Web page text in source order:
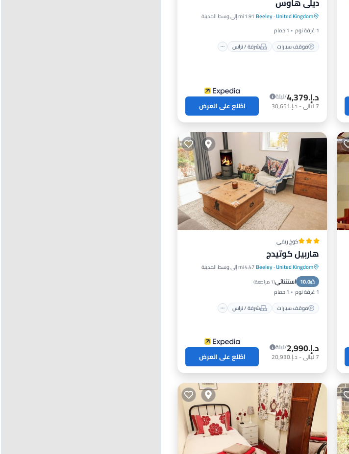
United Kingdom
·
Beeley 1.91 mi إلى وسط المدينة
1 غرفة نوم
1 حمام
موقف سيارات
شرفة / تراس
موقف سيارات
مطبخ
إنترنت
د.إ.‏4,379
/ليلة
7ليالي- د.إ.‏30,651 اطّلع على العرض
كوخ ريفي
هاربيل كوتيدج
United Kingdom
·
Beeley4.47 mi إلى وسط المدينة
10.0 استثنائي(1 مراجعة )
1 غرفة نوم
1 حمام
موقف سيارات
شرفة / تراس
موقف سيارات
شرفة / تراس
مطبخ
إنترنت
د.إ.‏2,990
/ليلة
7ليالي- د.إ.‏20,930 اطّلع على العرض